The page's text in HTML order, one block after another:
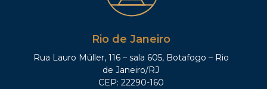
Rio de Janeiro
Rua Lauro Müller, 116 – sala 605, Botafogo – Rio
de Janeiro/RJ
CEP: 22290-160